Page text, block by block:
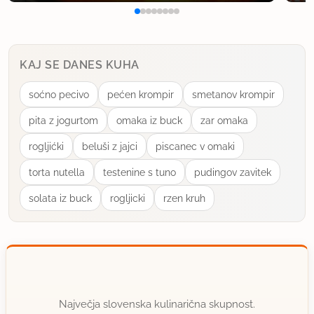
KAJ SE DANES KUHA
soćno pecivo pećen krompir smetanov krompir
pita z jogurtom omaka iz buck zar omaka
rogljićki beluši z jajci piscanec v omaki
torta nutella testenine s tuno pudingov zavitek
solata iz buck rogljicki rzen kruh
Največja slovenska kulinarična skupnost.